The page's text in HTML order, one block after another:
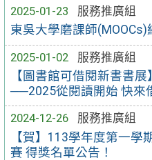
2025-01-23
服務推廣組
東吳大學磨課師
2025-01-02
服務推廣組
【圖書館可借閱新書書
──2025從閱讀開始 快來
2024-12-26
服務推廣組
【賀】113學年度第一學
賽 得獎名單公告！